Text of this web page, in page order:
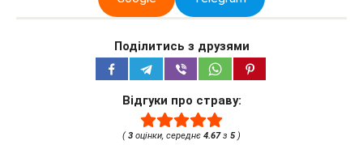
Поділитись з друзями
Відгуки про страву:
(3 оцінки, середнє 4.67з 5)